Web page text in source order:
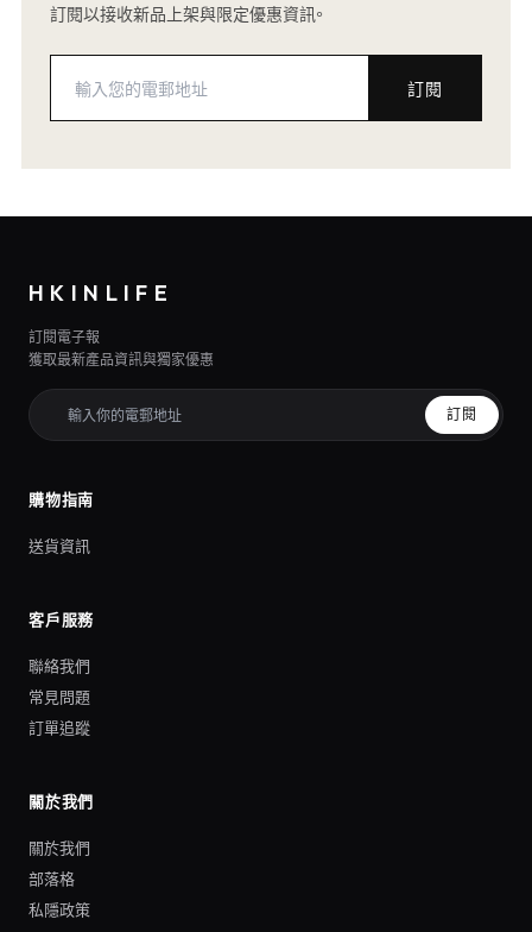
訂閱以接收新品上架與限定優惠資訊。
訂閱
HKINLIFE
訂閱電子報
獲取最新產品資訊與獨家優惠
訂閱
購物指南
送貨資訊
客戶服務
聯絡我們
常見問題
訂單追蹤
關於我們
關於我們
部落格
私隱政策